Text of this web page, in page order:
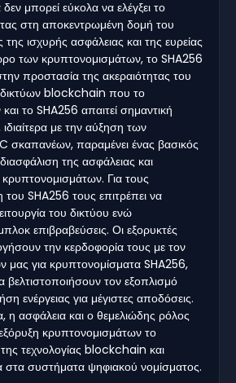
μπορεί εύκολα να ελέγξει το
στη αποκεντρωμένη δομή του
ισχυρής ασφάλειας και της ευρείας
των κρυπτονομισμάτων, το SHA256
προστασία της ακεραιότητας του
blockchain που το
το SHA256 απαιτεί σημαντική
με την αύξηση των
σκαπανέων, παραμένει ένας βασικός
της ασφάλειας και
Για τους
SHA256 τους επιτρέπει να
του δικτύου ενώ
επιβραβεύσεις. Οι εξορυκτές
την κερδοφορία τους με τον
μας για κρυπτονομίσματα SHA256,
τον εξοπλισμό
ενέργειας για μέγιστες αποδόσεις.
η ασφάλεια και ο θεμελιώδης ρόλος
κρυπτονομισμάτων το
της τεχνολογίας blockchain και
στα συστήματα ψηφιακού νομίσματος.